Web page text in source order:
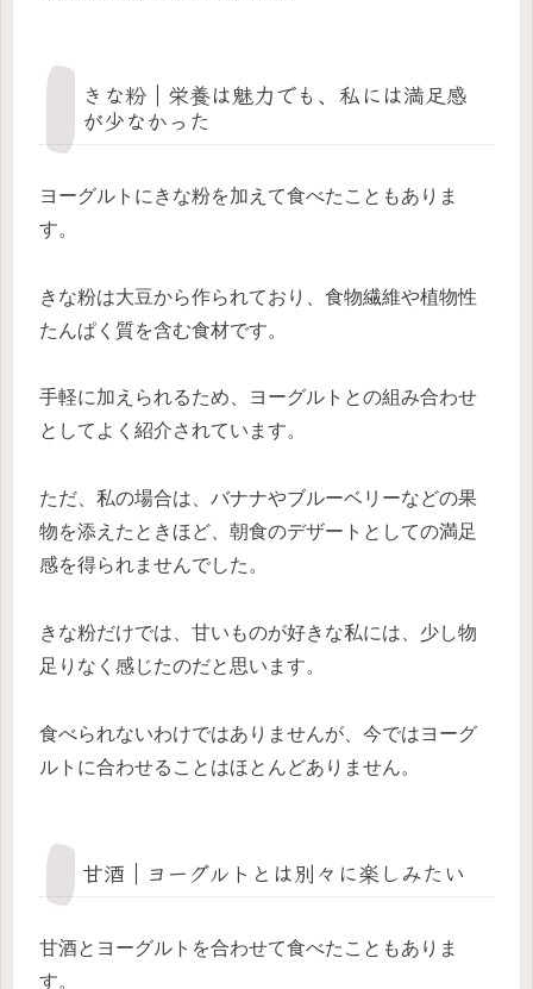
きな粉｜栄養は魅力でも、私には満足感
が少なかった
ヨーグルトにきな粉を加えて食べたこともありま
す。
きな粉は大豆から作られており、食物繊維や植物性
たんぱく質を含む食材です。
手軽に加えられるため、ヨーグルトとの組み合わせ
としてよく紹介されています。
ただ、私の場合は、バナナやブルーベリーなどの果
物を添えたときほど、朝食のデザートとしての満足
感を得られませんでした。
きな粉だけでは、甘いものが好きな私には、少し物
足りなく感じたのだと思います。
食べられないわけではありませんが、今ではヨーグ
ルトに合わせることはほとんどありません。
甘酒｜ヨーグルトとは別々に楽しみたい
甘酒とヨーグルトを合わせて食べたこともありま
す。